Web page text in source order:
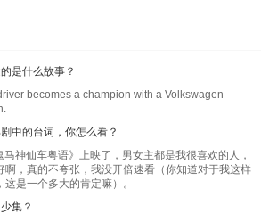
是什么故事？
becomes a champion with a Volkswagen
中的台词，你怎么看？
马神仙车粤语》上映了，男女主都是我很喜欢的人，
啊，真的不夸张，我没开倍速看（你知道对于我这样
是一个多大的肯定嘛）。
集？